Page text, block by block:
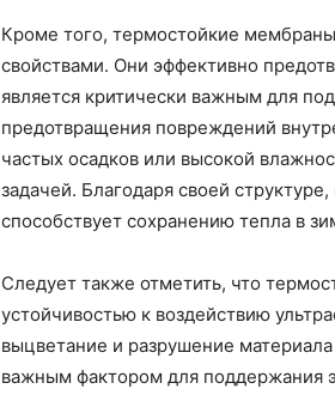
Кроме того, термостойкие
свойствами. Они эффективно
является критически важным для
предотвращения повреждений
частых осадков или высокой
задачей. Благодаря своей
способствует сохранению тепла в
Следует также отметить, что
устойчивостью к воздействию
выцветание и разрушение
важным фактором для поддержания